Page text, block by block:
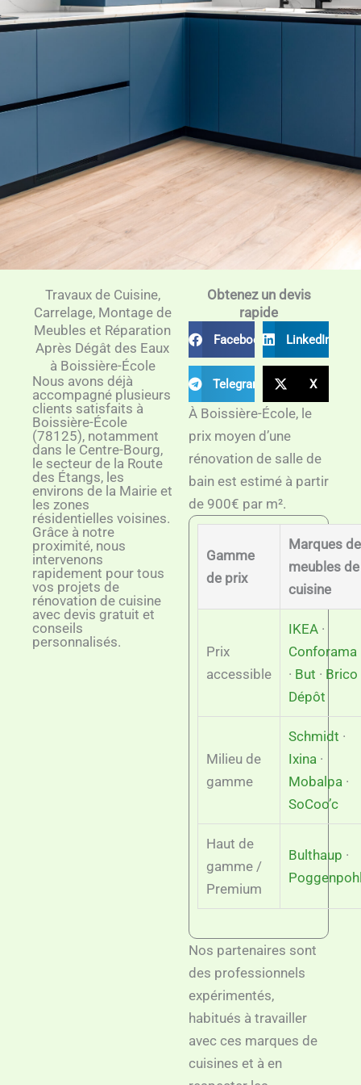
Obtenez un devis
rapide
Facebook LinkedIn
Telegram X
À Boissière-École, le
prix moyen d’une
rénovation de salle de
bain est estimé à partir
de 900€ par m².
Gamme
de prix
Marques de
meubles de
cuisine
Prix
accessible
IKEA ·
Conforama
· But · Brico
Dépôt
Milieu de
gamme
Schmidt ·
Ixina ·
Mobalpa ·
SoCoo’c
Haut de
gamme /
Premium
Bulthaup ·
Nos partenaires sont
des professionnels
expérimentés,
habitués à travailler
avec ces marques de
cuisines et à en
Travaux de Cuisine,
Carrelage, Montage de
Meubles et Réparation
Après Dégât des Eaux
à Boissière-École
Nous avons déjà
accompagné plusieurs
clients satisfaits à
Boissière-École
(78125), notamment
dans le Centre-Bourg,
le secteur de la Route
des Étangs, les
environs de la Mairie et
les zones
résidentielles voisines.
Grâce à notre
proximité, nous
intervenons
rapidement pour tous
vos projets de
rénovation de cuisine
avec devis gratuit et
conseils
personnalisés.